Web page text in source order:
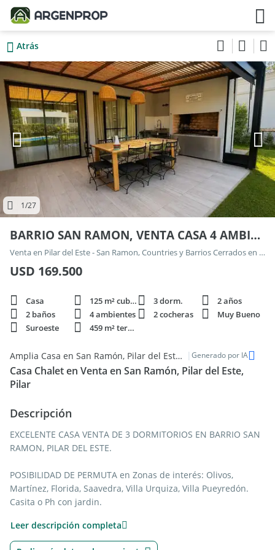
Atrás
1/27
BARRIO SAN RAMON, VENTA CASA 4 AMBIENTES LOTE INTERNO
Venta en Pilar del Este - San Ramon, Countries y Barrios Cerrados en Pilar
USD 169.500
Casa 125 m² cubie. 3 dorm.
2 años
2 baños
4 ambientes 2 cocheras
Muy Bueno
Suroeste
459 m² terren.
Amplia Casa en San Ramón, Pilar del Este - Venta | Generado por IA
Casa Chalet en Venta en San Ramón, Pilar del Este,
Pilar
Descripción
EXCELENTE CASA VENTA DE 3 DORMITORIOS EN BARRIO SAN
RAMON, PILAR DEL ESTE.
POSIBILIDAD DE PERMUTA en Zonas de interés: Olivos,
Martínez, Florida, Saavedra, Villa Urquiza, Villa Pueyredón.
Casita o Ph con jardin.
Desarrollada en una planta sobre un lote interno con pileta.
Leer descripción completa